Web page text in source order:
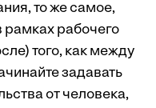
то же самое,
рамках рабочего
того, как между
задавать
от человека,